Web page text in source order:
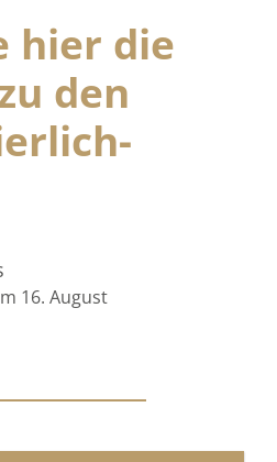
hier die
den
16. August